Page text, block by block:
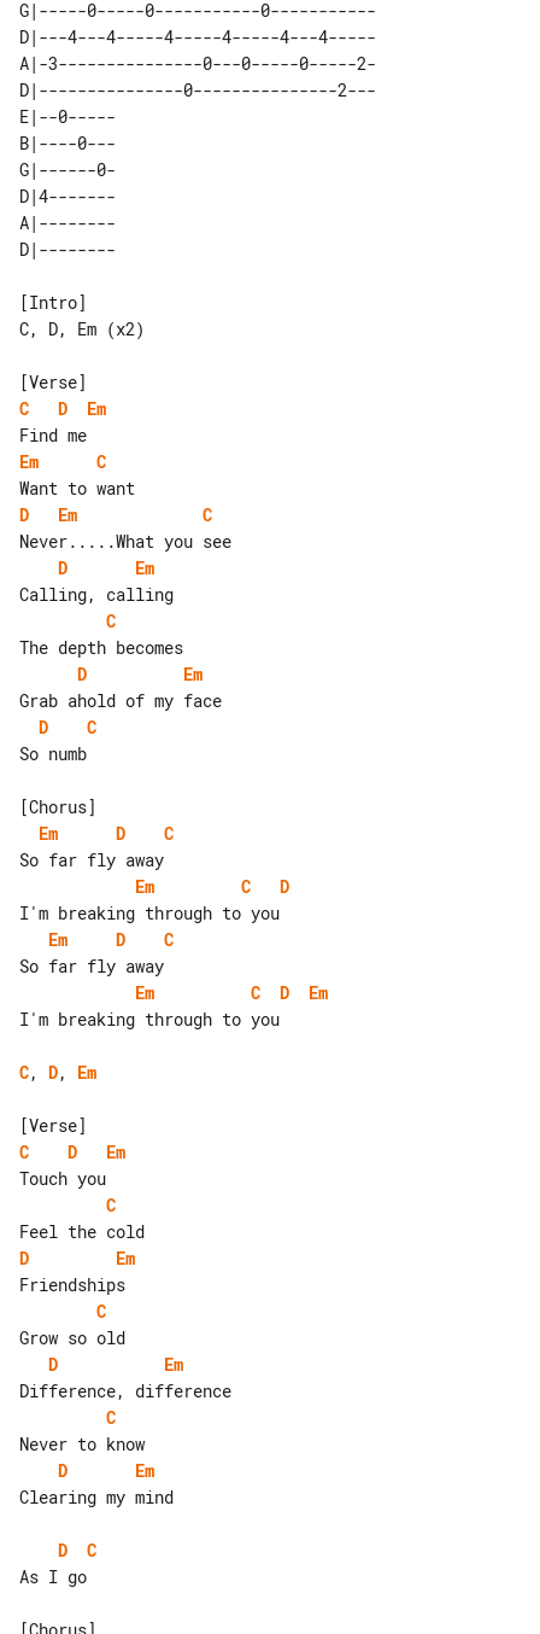
G|-----0-----0-----------0-----------
D|---4---4-----4-----4-----4---4-----
A|-3---------------0---0-----0-----2-
D|---------------0---------------2---
E|--0-----
B|----0---
G|------0-
D|4-------
A|--------
[Intro]
C, D, Em (x2)
C
D
Em
Em
C
D
Em
C
D
Em
C
D
Em
D
C
So numb
Em
D
C
Em
C
D
Em
D
C
Em
C D
Em
I'm breaking through to you
C, D, Em
C
D
Em
C
D
Em
C
D
Em
C
D
Em
Clearing my mind
D
C
As I go